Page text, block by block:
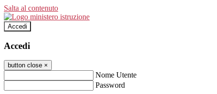
Salta al contenuto
Accedi
Accedi
button close ×
Nome Utente
Password